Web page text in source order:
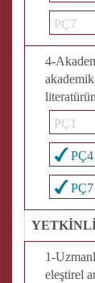
PÇ7
4-
PÇ1
PÇ4
PÇ7
1-
eleştirel